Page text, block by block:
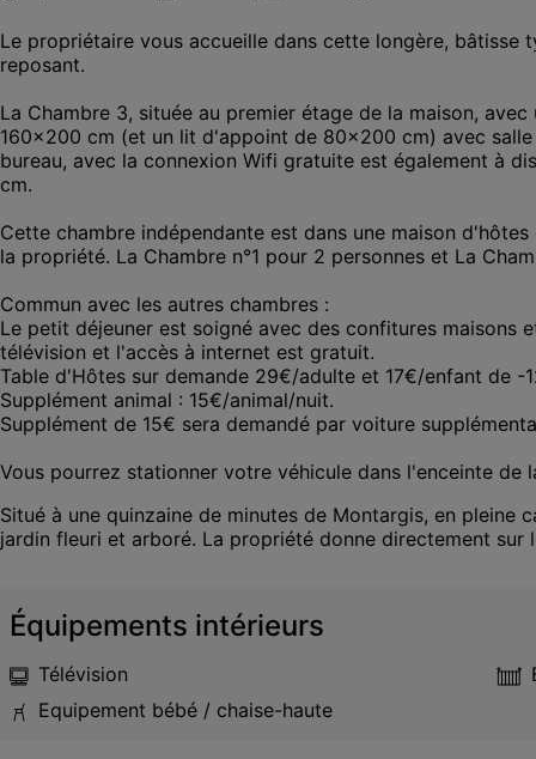
Le propriétaire vous accueille dans cette longère, bâtisse
reposant.
La Chambre 3, située au premier étage de la maison,
160x200 cm (et un lit d'appoint de 80x200 cm) avec
bureau, avec la connexion Wifi gratuite est également à
cm.
Cette chambre indépendante est dans une maison
la propriété. La Chambre n°1 pour 2 personnes et La
Commun avec les autres chambres :
Le petit déjeuner est soigné avec des confitures
télévision et l'accès à internet est gratuit.
Table d'Hôtes sur demande 29€/adulte et 17€/enfant de -
Supplément animal : 15€/animal/nuit.
Supplément de 15€ sera demandé par voiture
Vous pourrez stationner votre véhicule dans l'enceinte de
Situé à une quinzaine de minutes de Montargis, en
jardin fleuri et arboré. La propriété donne directement
Équipements intérieurs
Télévision
Equipement bébé / chaise-haute